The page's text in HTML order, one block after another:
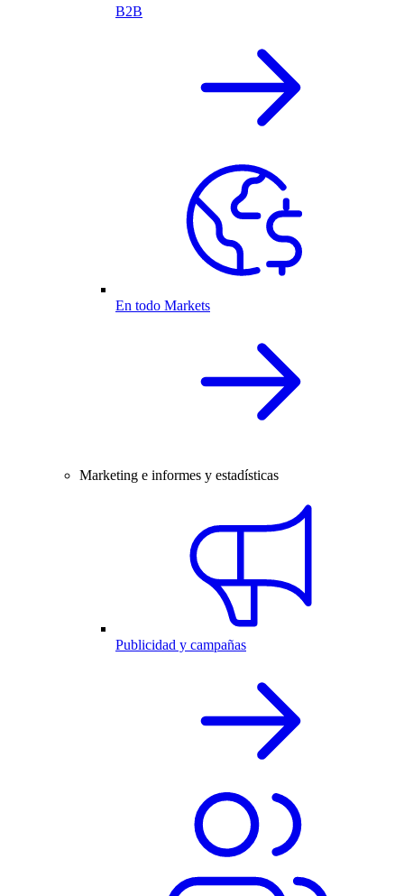
B2B
En todo Markets
Marketing e informes y estadísticas
Publicidad y campañas